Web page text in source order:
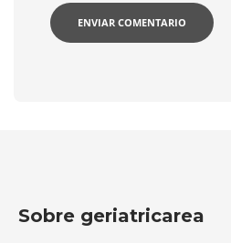
Sobre geriatricarea